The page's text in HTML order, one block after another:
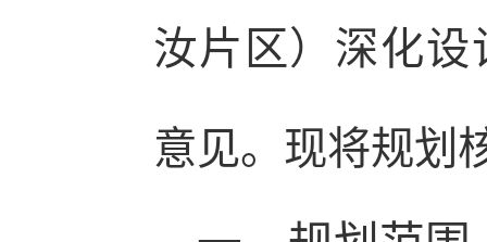
汝片区）深化
意见。现将规划